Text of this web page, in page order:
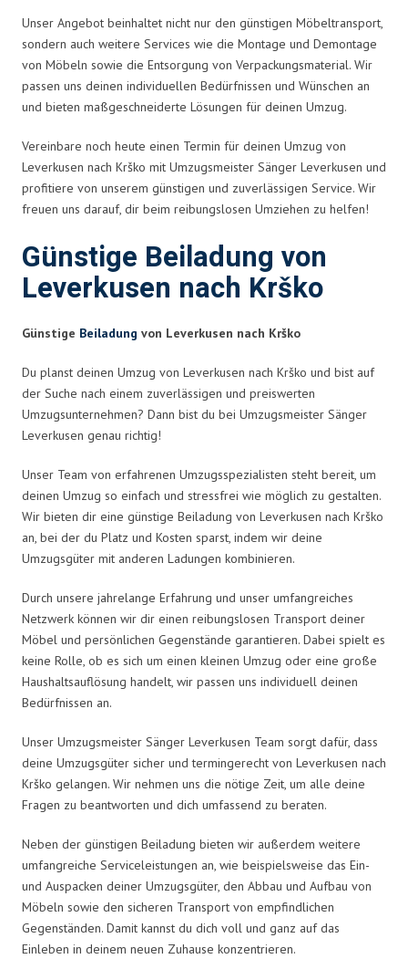
Unser Angebot beinhaltet nicht nur den günstigen Möbeltransport,
sondern auch weitere Services wie die Montage und Demontage
von Möbeln sowie die Entsorgung von Verpackungsmaterial. Wir
passen uns deinen individuellen Bedürfnissen und Wünschen an
und bieten maßgeschneiderte Lösungen für deinen Umzug.
Vereinbare noch heute einen Termin für deinen Umzug von
Leverkusen nach Krško mit Umzugsmeister Sänger Leverkusen und
profitiere von unserem günstigen und zuverlässigen Service. Wir
freuen uns darauf, dir beim reibungslosen Umziehen zu helfen!
Günstige Beiladung von
Leverkusen nach Krško
Günstige Beiladung von Leverkusen nach Krško
Du planst deinen Umzug von Leverkusen nach Krško und bist auf
der Suche nach einem zuverlässigen und preiswerten
Umzugsunternehmen? Dann bist du bei Umzugsmeister Sänger
Leverkusen genau richtig!
Unser Team von erfahrenen Umzugsspezialisten steht bereit, um
deinen Umzug so einfach und stressfrei wie möglich zu gestalten.
Wir bieten dir eine günstige Beiladung von Leverkusen nach Krško
an, bei der du Platz und Kosten sparst, indem wir deine
Umzugsgüter mit anderen Ladungen kombinieren.
Durch unsere jahrelange Erfahrung und unser umfangreiches
Netzwerk können wir dir einen reibungslosen Transport deiner
Möbel und persönlichen Gegenstände garantieren. Dabei spielt es
keine Rolle, ob es sich um einen kleinen Umzug oder eine große
Haushaltsauflösung handelt, wir passen uns individuell deinen
Bedürfnissen an.
Unser Umzugsmeister Sänger Leverkusen Team sorgt dafür, dass
deine Umzugsgüter sicher und termingerecht von Leverkusen nach
Krško gelangen. Wir nehmen uns die nötige Zeit, um alle deine
Fragen zu beantworten und dich umfassend zu beraten.
Neben der günstigen Beiladung bieten wir außerdem weitere
umfangreiche Serviceleistungen an, wie beispielsweise das Ein-
und Auspacken deiner Umzugsgüter, den Abbau und Aufbau von
Möbeln sowie den sicheren Transport von empfindlichen
Gegenständen. Damit kannst du dich voll und ganz auf das
Einleben in deinem neuen Zuhause konzentrieren.